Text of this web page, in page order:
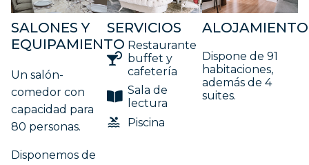
SALONES Y
EQUIPAMIENTO
Un salón-
comedor con
capacidad para
80 personas.
Disponemos de
SERVICIOS
Restaurante
buffet y
cafetería
Sala de
lectura
Piscina
ALOJAMIENTO
Dispone de 91
habitaciones,
además de 4
suites.